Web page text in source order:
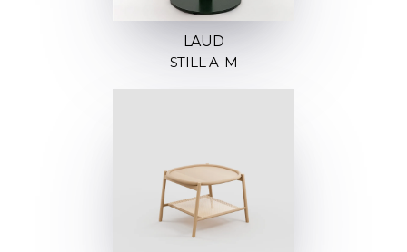
LAUD
STILL A-M